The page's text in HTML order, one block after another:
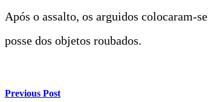
Após o assalto, os arguidos colocaram-
posse dos objetos roubados.
Previous Post